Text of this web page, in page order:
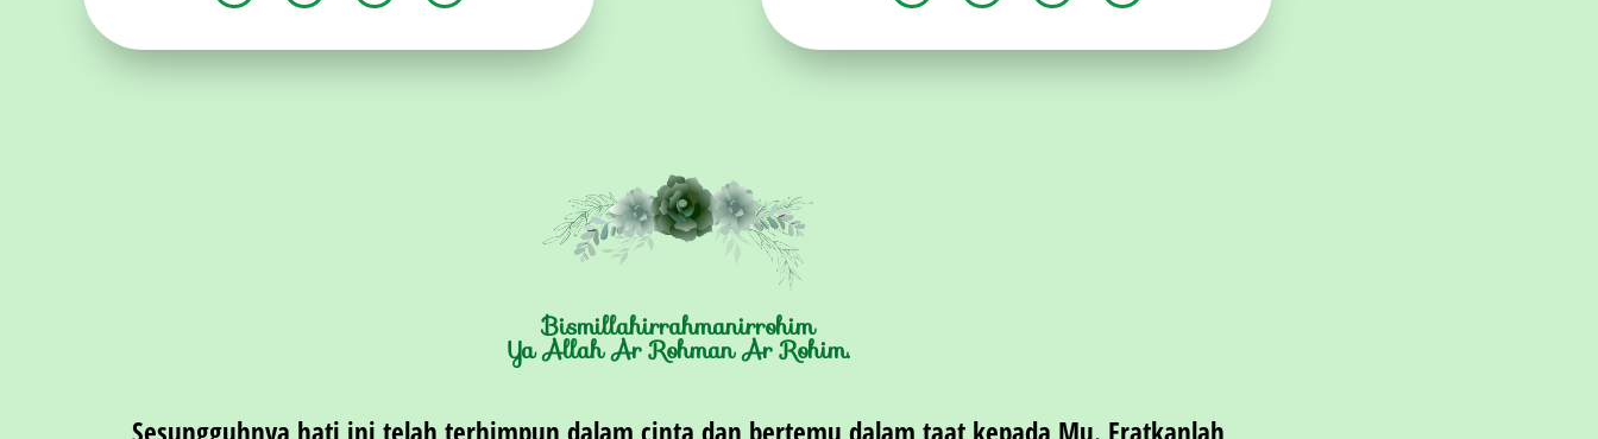
Bismillahirrahmanirrohim
Ya Allah Ar Rohman Ar Rohim.